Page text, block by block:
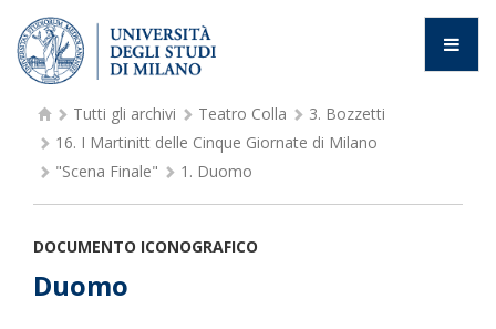
Tutti gli archivi Teatro Colla 3. Bozzetti
16. I Martinitt delle Cinque Giornate di Milano
"Scena Finale"
1. Duomo
DOCUMENTO ICONOGRAFICO
Duomo